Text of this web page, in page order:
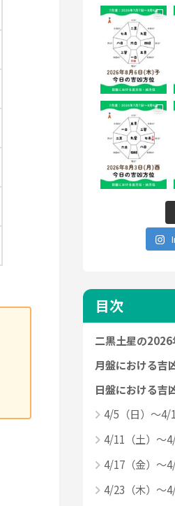
目次
二黒土星の
月盤における吉
日盤における吉
4/5（日）～4/
4/11（土）～4/
4/17（金）～4/
4/23（木）～4/